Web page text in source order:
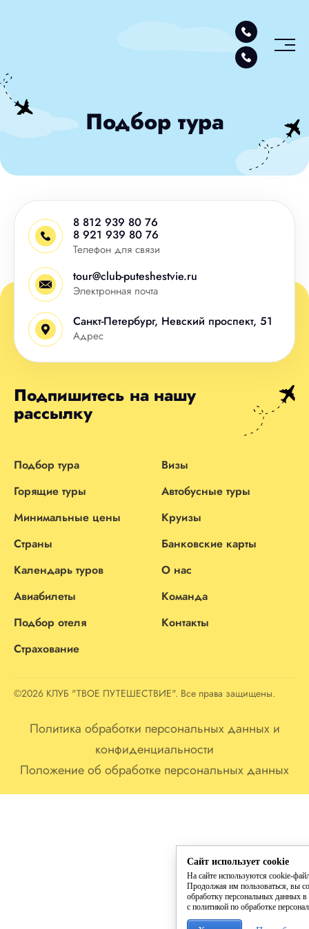
Подбор тура
8 812 939 80 76
8 921 939 80 76
Телефон для связи
tour@club-puteshestvie.ru
Электронная почта
Санкт-Петербург, Невский проспект, 51
Адрес
Подпишитесь на нашу
рассылку
Подбор тура
Горящие туры
Минимальные цены
Страны
Календарь туров
Авиабилеты
Подбор отеля
Страхование
Визы
Автобусные туры
Круизы
Банковские карты
О нас
Команда
Контакты
©2026 КЛУБ "ТВОЕ ПУТЕШЕСТВИЕ". Все права защищены.
Политика обработки персональных данных и
конфиденциальности
Положение об обработке персональных данных
Сайт использует cookie
На сайте используются cookie-
Продолжая им пользоваться, вы
обработку персональных данных в
с политикой по обработке